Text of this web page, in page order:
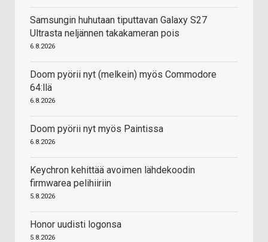
Samsungin huhutaan tiputtavan Galaxy S27
Ultrasta neljännen takakameran pois
6.8.2026
Doom pyörii nyt (melkein) myös Commodore
64:llä
6.8.2026
Doom pyörii nyt myös Paintissa
6.8.2026
Keychron kehittää avoimen lähdekoodin
firmwarea pelihiiriin
5.8.2026
Honor uudisti logonsa
5.8.2026